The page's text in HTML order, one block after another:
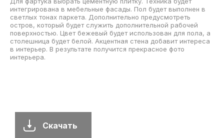
интегрирована в мебельные фасады. Пол будет выполнен в
светлых тонах паркета. Дополнительно предусмотреть
остров, который будет служить дополнительной рабочей
поверхностью. Цвет бежевый будет использован для пола, а
столешница будет белой. Акцентная стена добавит интереса
в интерьер. В результате получится прекрасное фото
интерьера.
Скачать